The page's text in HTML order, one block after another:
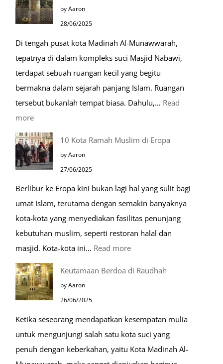
Sehari-
hari
by Aaron
28/06/2025
Di tengah pusat kota Madinah Al-Munawwarah,
tepatnya di dalam kompleks suci Masjid Nabawi,
terdapat sebuah ruangan kecil yang begitu
bermakna dalam sejarah panjang Islam. Ruangan
tersebut bukanlah tempat biasa. Dahulu,… Read
more:
Tiga
Makam
Mulia
Masjid
Nabawi
10 Kota Ramah Muslim di Eropa
by Aaron
27/06/2025
Berlibur ke Eropa kini bukan lagi hal yang sulit bagi
umat Islam, terutama dengan semakin banyaknya
kota-kota yang menyediakan fasilitas penunjang
kebutuhan muslim, seperti restoran halal dan
masjid. Kota-kota ini… Read more:
di
Eropa
Keutamaan Berdoa di Raudhah
by Aaron
26/06/2025
Ketika seseorang mendapatkan kesempatan mulia
untuk mengunjungi salah satu kota suci yang
penuh dengan keberkahan, yaitu Kota Madinah Al-